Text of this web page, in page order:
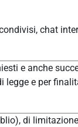
chat
e anche
legge e per
di